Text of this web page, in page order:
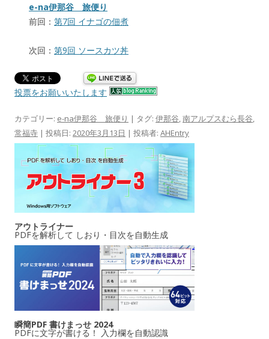
e-na伊那谷 旅便り
前回： 第7回 イナゴの佃煮
次回： 第9回 ソースカツ丼
投票をお願いいたします
カテゴリー: e-na伊那谷 旅便り | タグ: 伊那谷,南アルプスむら長谷,
常福寺 | 投稿日: 2020年3月13日 | 投稿者: AHEntry
アウトライナー
PDFを解析して しおり・目次を自動生成
瞬簡PDF 書けまっせ 2024
PDFに文字が書ける！ 入力欄を自動認識